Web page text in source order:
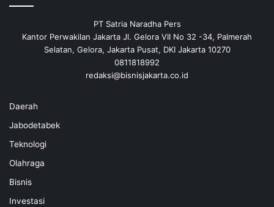
PT Satria Naradha Pers
Kantor Perwakilan Jakarta Jl. Gelora VII No 32 -34, Palmerah
Selatan, Gelora, Jakarta Pusat, DKI Jakarta 10270
0811818992
redaksi@bisnisjakarta.co.id
Daerah
Jabodetabek
Teknologi
Olahraga
Bisnis
Investasi